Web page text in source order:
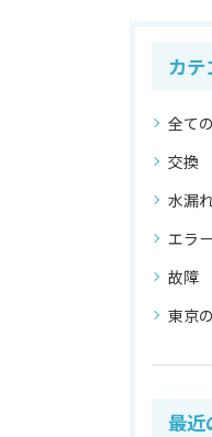
カテ
全て
交換
水漏
エラ
故障
東京
最近